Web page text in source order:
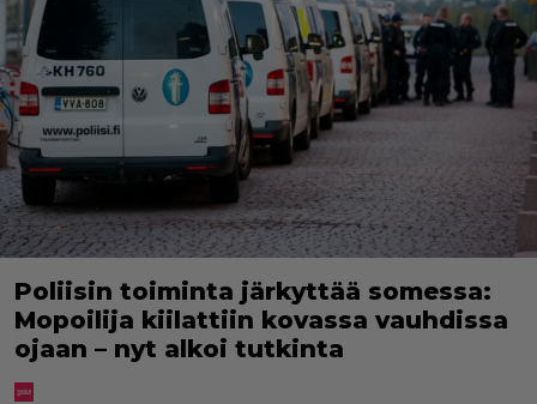
Poliisin toiminta järkyttää somessa:
Mopoilija kiilattiin kovassa vauhdissa
ojaan – nyt alkoi tutkinta